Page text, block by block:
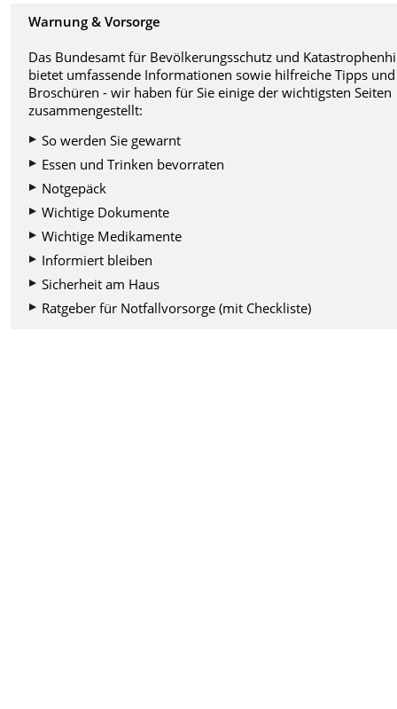
Warnung & Vorsorge
Das Bundesamt für Bevölkerungsschutz und
bietet umfassende Informationen sowie hilfreiche Tipps und
Broschüren - wir haben für Sie einige der wichtigsten Seiten
zusammengestellt:
So werden Sie gewarnt
Essen und Trinken bevorraten
Notgepäck
Wichtige Dokumente
Wichtige Medikamente
Informiert bleiben
Sicherheit am Haus
Ratgeber für Notfallvorsorge (mit Checkliste)